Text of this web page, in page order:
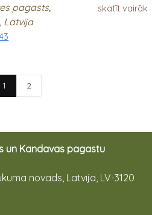
pagasts,
Latvija
skatīt vairāk
1 2
un Kandavas pagastu
novads, Latvija, LV-3120